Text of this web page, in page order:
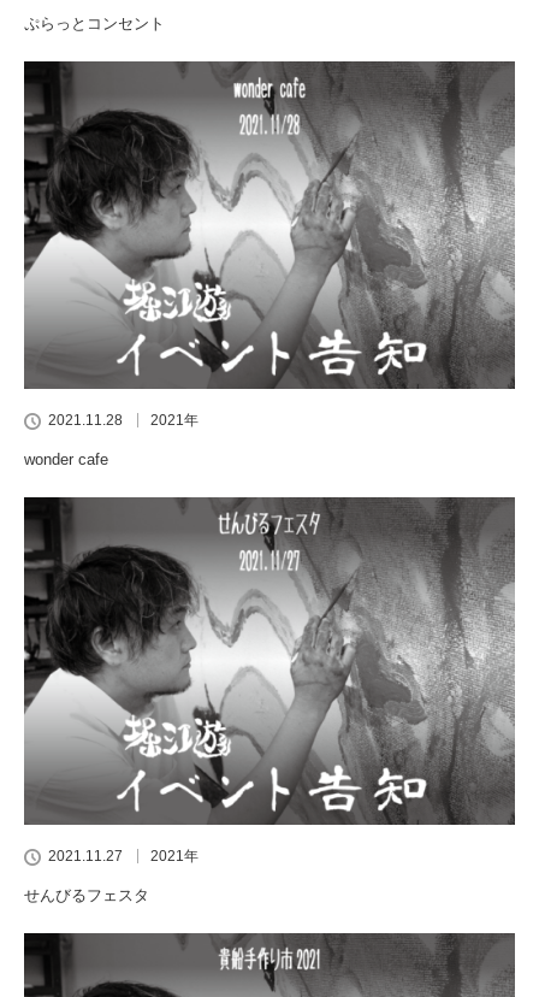
ぷらっとコンセント
2021.11.28 2021年
wonder cafe
2021.11.27 2021年
せんびるフェスタ